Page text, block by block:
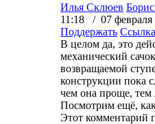
Илья Склюев
11:18 / 07 февраля
Поддержать Ссылка
В целом да, это
механический
возвращаемой
конструкции пока
чем она проще, тем
Посмотрим ещё,
Этот комментарий